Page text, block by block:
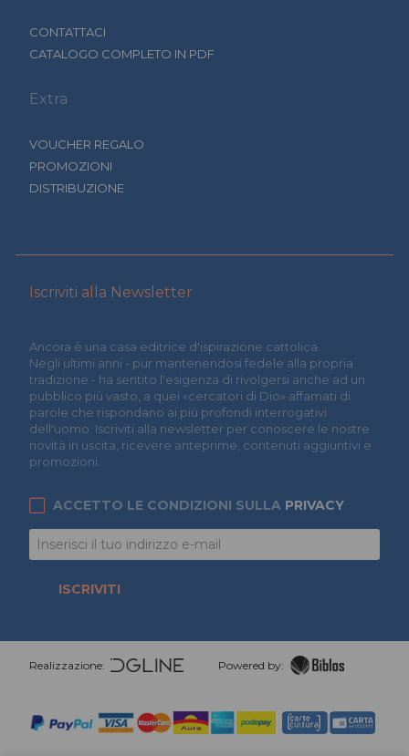
CONTATTACI
CATALOGO COMPLETO IN PDF
Extra
VOUCHER REGALO
PROMOZIONI
DISTRIBUZIONE
Iscriviti alla Newsletter
Àncora è una casa editrice d'ispirazione cattolica.
Negli ultimi anni - pur mantenendosi fedele alla propria
tradizione - ha sentito l'esigenza di rivolgersi anche ad un
pubblico più vasto, a quei «cercatori di Dio» affamati di
parole che rispondano ai più profondi interrogativi
dell'uomo. Iscriviti alla newsletter per conoscere le nostre
novità in uscita, ricevere anteprime, contenuti aggiuntivi e
promozioni.
ACCETTO LE CONDIZIONI SULLA PRIVACY
ISCRIVITI
Realizzazione: Powered by: